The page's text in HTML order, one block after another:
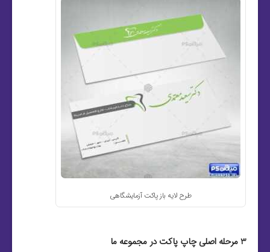
طرح لایه باز پاکت آزمایشگاهی
3 مرحله اصلی چاپ پاکت در مجموعه ما